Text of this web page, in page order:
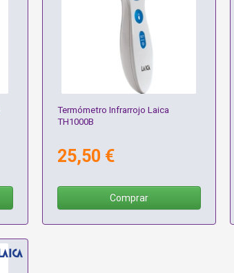
Termómetro Infrarrojo Laica
TH1000B
25,50 €
Comprar